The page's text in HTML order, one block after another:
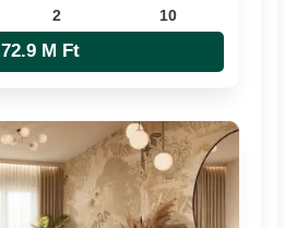
2 10
72.9 M Ft